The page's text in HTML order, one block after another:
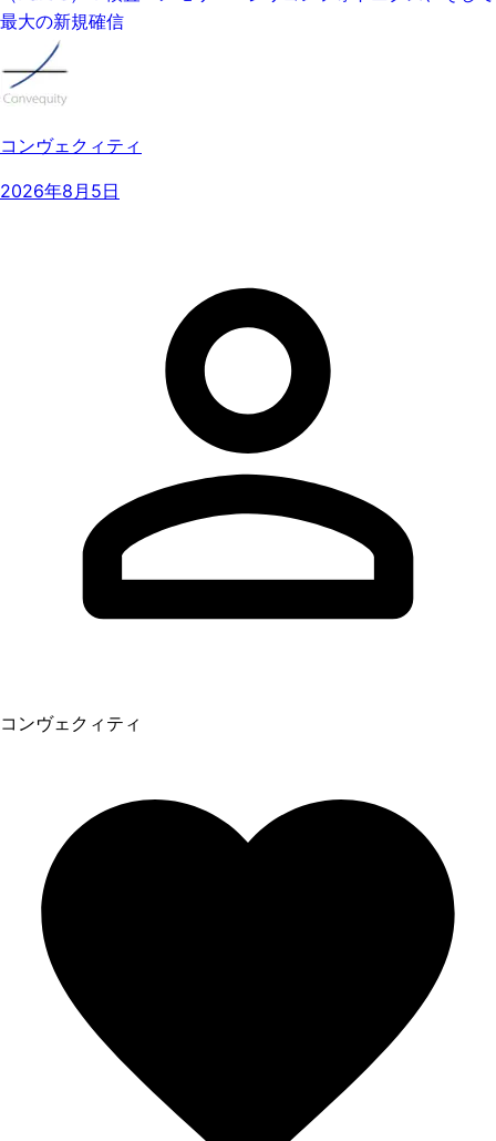
最大の新規確信
コンヴェクィティ
2026年8月5日
コンヴェクィティ